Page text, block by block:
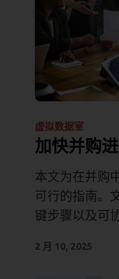
虚拟数据室
加快并购
本文为在并购
可行的指南。
键步骤以及可
2 月 10, 2025